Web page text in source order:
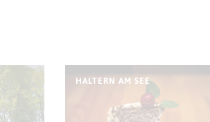
HALTERN AM SEE